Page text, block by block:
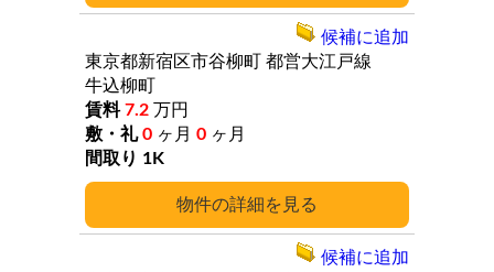
詳細
東京都新宿区市谷柳町 都営大江戸線
牛込柳町
7.2 万円
0 ヶ月 0 ヶ月
1K
候補に追加
候補に追加